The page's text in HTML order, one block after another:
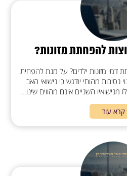
להפחתת מזונות?
דמי מזונות ילדים? על מנת להפחית
נסיבות מהותי יודגש כי נישואי האב
מנישואיו השניים אינם מהווים שינו...
קרא עוד